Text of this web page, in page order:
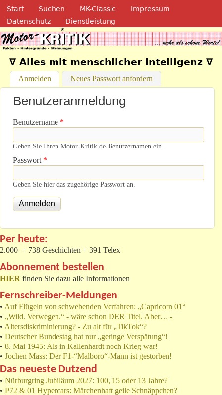
Direkt zum Inhalt
Navigation
Start Suchen MK-Classic
Impressum
Datenschutz
Dienstleistung
Motor-Kritik.de
∇ Alles mit menschlicher Intelligenz ∇
Anmelden (aktiver Reiter)
Neues Passwort anfordern
Benutzeranmeldung
Benutzername *
Geben Sie Ihren Motor-Kritik.de-Benutzernamen ein.
Passwort *
Geben Sie hier das zugehörige Passwort an.
Per heute:
2.000 + 738 Geschichten + 391 Telex
Abonnement bestellen
HIER finden Sie dazu alle Informationen
Fernschreiber-Meldungen
• Auf Flügeln von schwebenden Verfahren: „Capricorn 01“
• „Wild. Verwegen.“ - wäre schon DER Titel. Aber… -
• Altersdiskriminierung? - Zu alt für „TikTok“?
• Deutscher Bundestag hat nur „geringe Verspätung“!
• 8. Mai 1945: Als in Kallenhardt noch Krieg war!
• Jochen Mass: Der F1-“Malboro“-Mann ist gestorben!
Das neueste Dutzend
• Nürburgring Jubiläum 2027: 100, 15 oder 13 Jahre?
• P72 & 01 Hypercars: Märchenhaft geile Schnäppchen?